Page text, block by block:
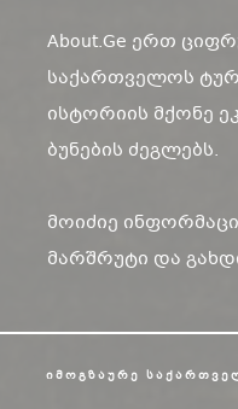
About.Ge ერთ
საქართველოს
ისტორიის მქონე
ბუნების ძეგლებს.
მოიძიე
მარშრუტი და
ᲘᲛᲝᲒᲖᲐᲣᲠᲔ